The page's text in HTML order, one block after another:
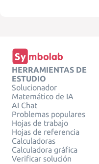
HERRAMIENTAS DE
ESTUDIO
Solucionador
Matemático de IA
AI Chat
Problemas populares
Hojas de trabajo
Hojas de referencia
Calculadoras
Calculadora gráfica
Verificar solución